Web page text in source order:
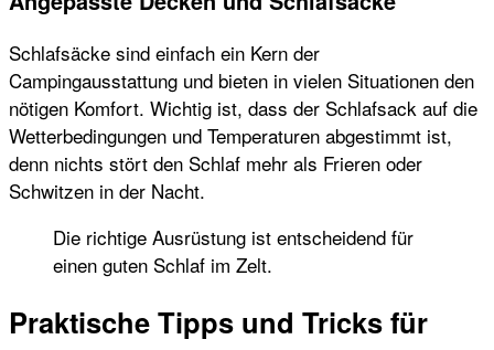
Schlafsäcke sind einfach ein Kern der
Campingausstattung und bieten in vielen Situationen den
nötigen Komfort. Wichtig ist, dass der Schlafsack auf die
Wetterbedingungen und Temperaturen abgestimmt ist,
denn nichts stört den Schlaf mehr als Frieren oder
Schwitzen in der Nacht.
Die richtige Ausrüstung ist entscheidend für
einen guten Schlaf im Zelt.
Praktische Tipps und Tricks für